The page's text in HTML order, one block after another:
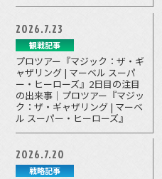
2026.7.23
観戦記事
プロツアー『マジック：ザ・ギ
ャザリング | マーベル スーパ
ー・ヒーローズ』2日目の注目
の出来事｜プロツアー『マジッ
ク：ザ・ギャザリング | マーベ
ル スーパー・ヒーローズ』
2026.7.20
戦略記事